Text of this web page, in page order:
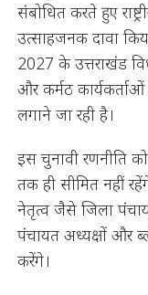
संबोधित करते हुए
उत्साहजनक दावा
2027 के उत्तराखंड
और कर्मठ
लगाने जा रही है।
इस चुनावी रणनीति
तक ही सीमित नहीं
नेतृत्व जैसे जिला
पंचायत अध्यक्षों और
करेंगे।